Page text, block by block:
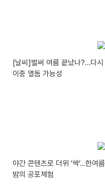
[날씨]벌써 여름 끝났나?…다시
이중 열돔 가능성
야간 콘텐츠로 더위 ‘싹’…한여름
밤의 공포체험